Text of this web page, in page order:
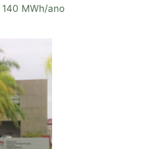
140 MWh/ano